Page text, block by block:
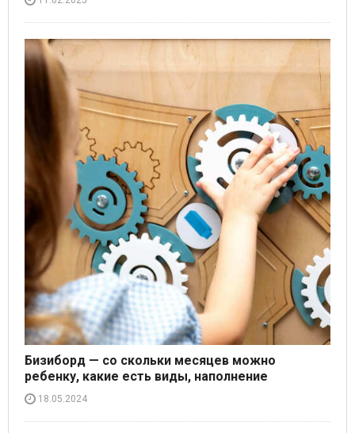
Бизиборд — со скольки месяцев можно
ребенку, какие есть виды, наполнение
18.05.2024